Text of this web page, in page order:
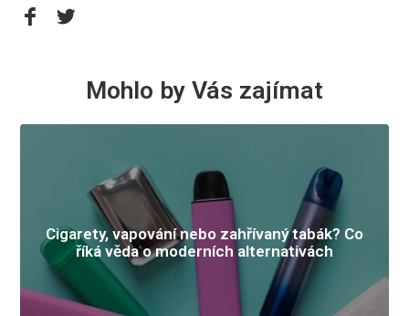
Mohlo by Vás zajímat
Cigarety, vapování nebo zahřívaný tabák? Co
říká věda o moderních alternativách